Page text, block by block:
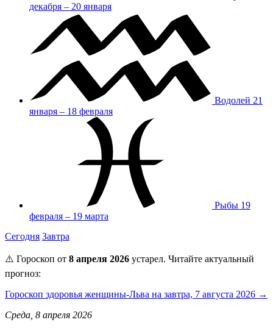
декабря – 20 января
Водолей 21
января – 18 февраля
Рыбы 19
февраля – 19 марта
Сегодня Завтра
⚠️ Гороскоп от 8 апреля 2026 устарел. Читайте актуальный
прогноз:
Гороскоп здоровья женщины-Льва на завтра, 7 августа 2026 →
Среда, 8 апреля 2026